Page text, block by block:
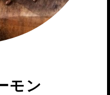
モン